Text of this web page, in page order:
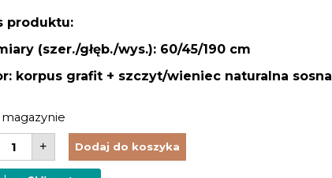
produktu:
(szer./głęb./wys.): 60/45/190 cm
korpus grafit + szczyt/wieniec naturalna sosna
magazynie
Witryna
+ Dodaj do koszyka